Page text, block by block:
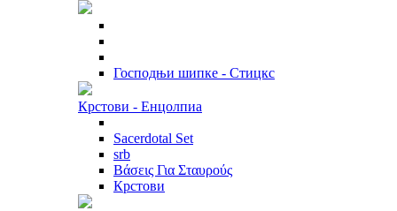
Господњи шипке - Стицкс
Крстови - Енцолпиа
Sacerdotal Set
srb
Βάσεις Για Σταυρούς
Крстови